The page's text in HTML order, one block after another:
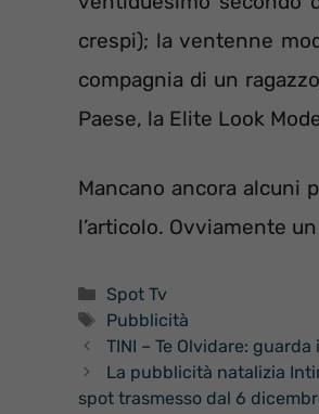
crespi); la ventenne
compagnia di un
Paese, la Elite Look
Mancano ancora alcuni
l’articolo. Ovviamente
Categorie
Spot Tv
Tag
Pubblicità
TINI – Te Olvidare:
La pubblicità natalizia
spot trasmesso dal 6